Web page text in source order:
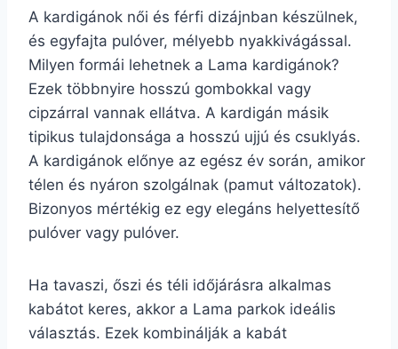
A kardigánok női és férfi dizájnban készülnek,
és egyfajta pulóver, mélyebb nyakkivágással.
Milyen formái lehetnek a Lama kardigánok?
Ezek többnyire hosszú gombokkal vagy
cipzárral vannak ellátva. A kardigán másik
tipikus tulajdonsága a hosszú ujjú és csuklyás.
A kardigánok előnye az egész év során, amikor
télen és nyáron szolgálnak (pamut változatok).
Bizonyos mértékig ez egy elegáns helyettesítő
pulóver vagy pulóver.
Ha tavaszi, őszi és téli időjárásra alkalmas
kabátot keres, akkor a Lama parkok ideális
választás. Ezek kombinálják a kabát